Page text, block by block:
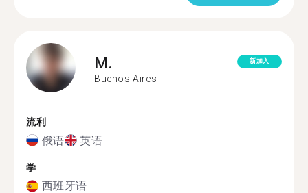
M.
Buenos Aires
新加入
流利
俄语 英语
学
西班牙语